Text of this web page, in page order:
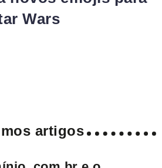
Wars
artigos